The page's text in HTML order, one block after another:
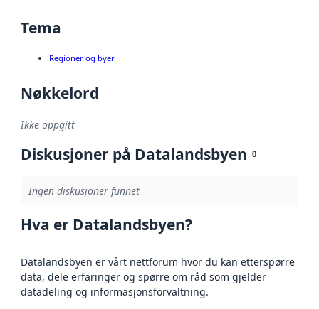
Tema
Regioner og byer
Nøkkelord
Ikke oppgitt
Diskusjoner på Datalandsbyen 0
Ingen diskusjoner funnet
Hva er Datalandsbyen?
Datalandsbyen er vårt nettforum hvor du kan etterspørre
data, dele erfaringer og spørre om råd som gjelder
datadeling og informasjonsforvaltning.